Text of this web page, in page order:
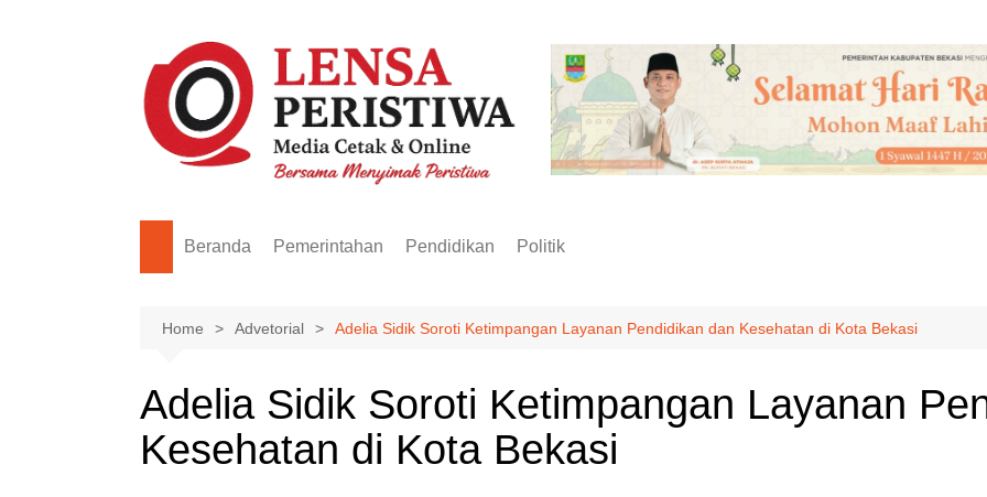
Beranda Pemerintahan Pendidikan Politik
Home Advetorial Adelia Sidik Soroti Ketimpangan Layanan Pendidikan dan Kesehatan di Kota Bekasi
Adelia Sidik Soroti Ketimpangan Layanan
Kesehatan di Kota Bekasi